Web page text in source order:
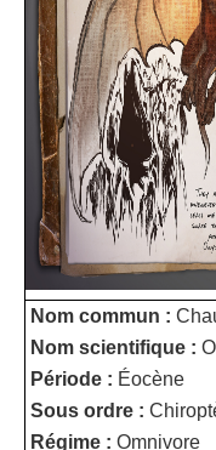
Nom commun :
Nom scientifique :
Période : Éocène
Sous ordre :
Régime : Omnivore